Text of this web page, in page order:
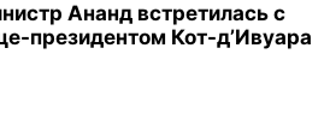
Ананд встретилась с
президентом Кот-д’Ивуара